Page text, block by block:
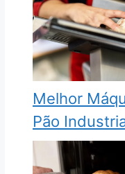
Melhor
Pão